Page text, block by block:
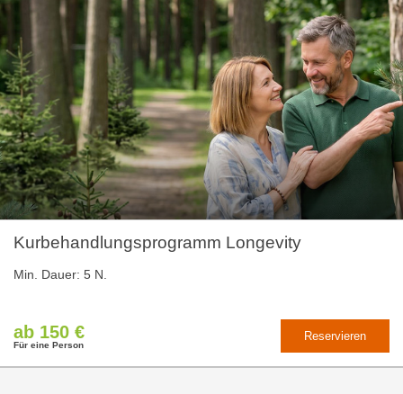
Kurbehandlungsprogramm Longevity
Min. Dauer: 5 N.
ab 150 €
Für eine Person
Reservieren